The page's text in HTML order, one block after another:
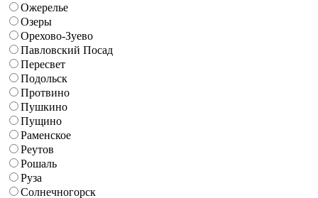
Ожерелье
Озеры
Орехово-Зуево
Павловский Посад
Пересвет
Подольск
Протвино
Пушкино
Пущино
Раменское
Реутов
Рошаль
Руза
Солнечногорск